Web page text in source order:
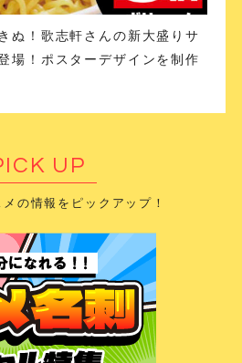
ぬ！歌志軒さんの新大盛りサ
場！ポスターデザインを制作
UP
の情報をピックアップ！